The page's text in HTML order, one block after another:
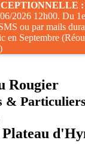
:
2026 12h00. Du
ou par mails
en Septembre
Rougier
& Particuliers